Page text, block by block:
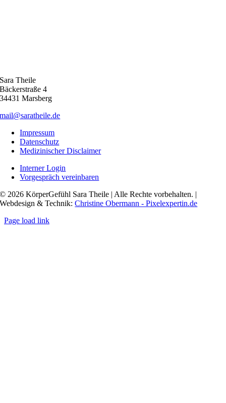
Sara Theile
Bäckerstraße 4
34431 Marsberg
mail@saratheile.de
Impressum
Datenschutz
Medizinischer Disclaimer
Interner Login
Vorgespräch vereinbaren
© 2026 KörperGefühl Sara Theile | Alle Rechte vorbehalten. |
Webdesign & Technik:Christine Obermann - Pixelexpertin.de
Page load link